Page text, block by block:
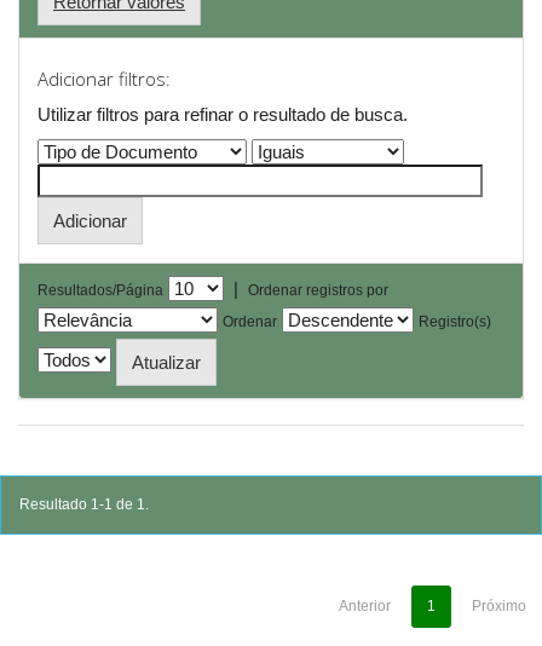
Adicionar filtros:
Utilizar filtros para refinar o resultado de busca.
Resultados/Página |
Ordenar registros por
Ordenar
Registro(s)
Resultado 1-1 de 1.
Anterior 1 Próximo